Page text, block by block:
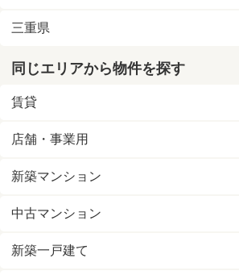
三重県
同じエリアから物件を探す
賃貸
店舗・事業用
新築マンション
中古マンション
新築一戸建て